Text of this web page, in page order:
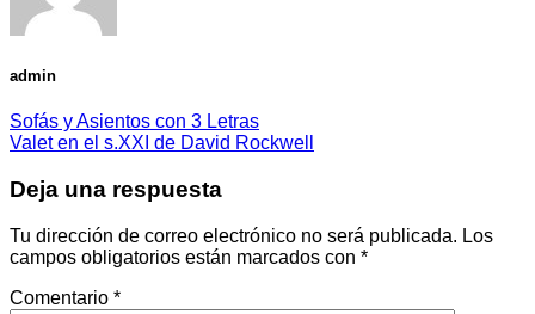
admin
Sofás y Asientos con 3 Letras
Valet en el s.XXI de David Rockwell
Deja una respuesta
Tu dirección de correo electrónico no será publicada. Los
campos obligatorios están marcados con *
Comentario *